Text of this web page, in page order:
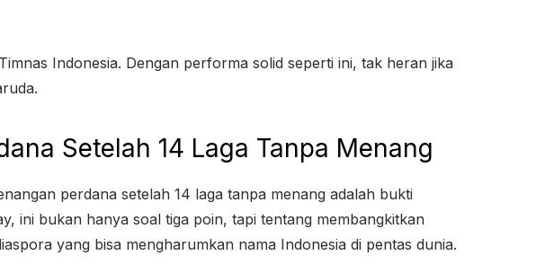
Indonesia. Dengan performa solid seperti ini, tak heran jika
Setelah 14 Laga Tanpa Menang
perdana setelah 14 laga tanpa menang adalah bukti
ini bukan hanya soal tiga poin, tapi tentang membangkitkan
yang bisa mengharumkan nama Indonesia di pentas dunia.